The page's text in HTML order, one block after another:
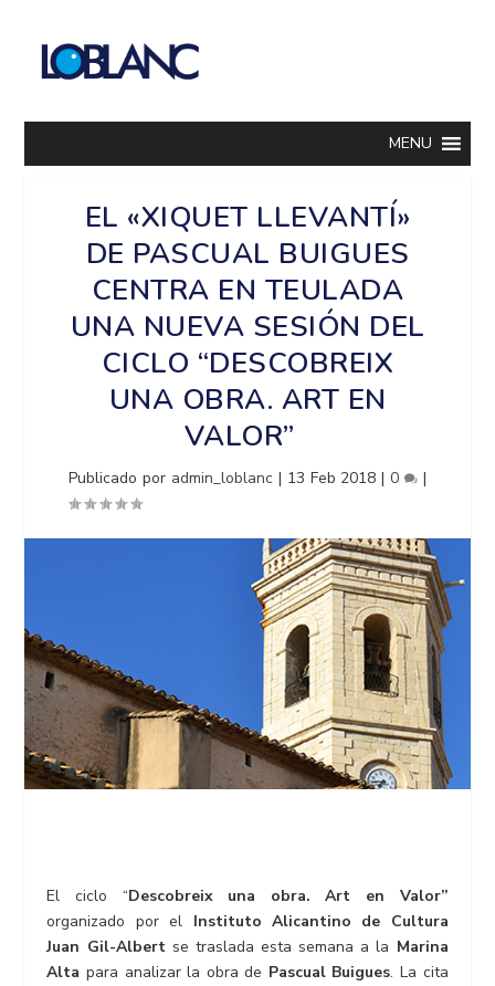
MENU
EL «XIQUET LLEVANTÍ»
DE PASCUAL BUIGUES
CENTRA EN TEULADA
UNA NUEVA SESIÓN DEL
CICLO “DESCOBREIX
UNA OBRA. ART EN
VALOR”
Publicado por admin_loblanc | 13 Feb 2018 | 0 |
El ciclo “Descobreix una obra. Art en Valor”
organizado por el Instituto Alicantino de Cultura
Juan Gil-Albert se traslada esta semana a la Marina
Alta para analizar la obra de Pascual Buigues. La cita